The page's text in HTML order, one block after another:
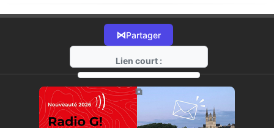
⋈Partager
Lien court :
https://radio-g.fr?16124
⧉